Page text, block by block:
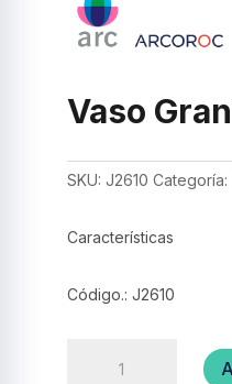
Vaso
SKU: J2610 Categoría:
Características
Código.: J2610
Granity-